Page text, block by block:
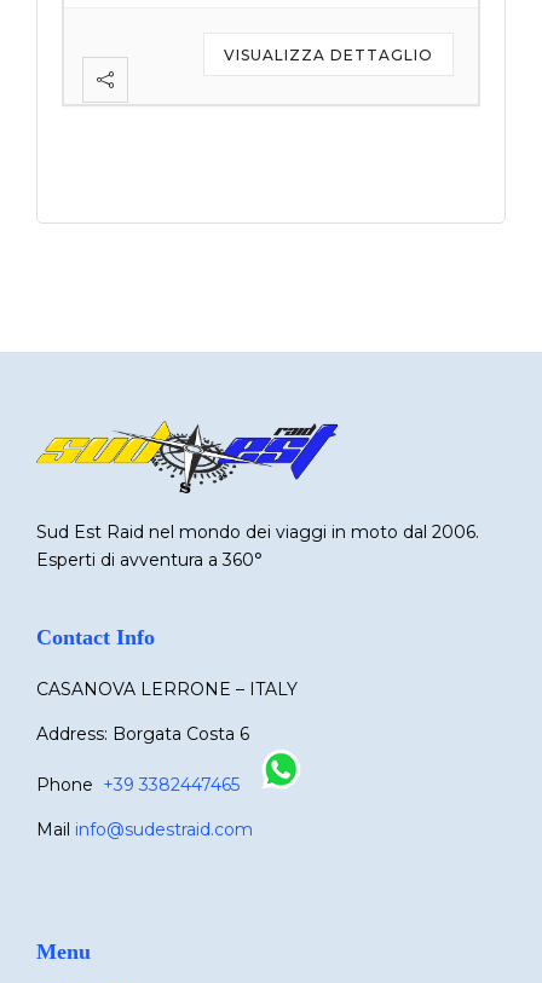
VISUALIZZA DETTAGLIO
Sud Est Raid nel mondo dei viaggi in moto dal 2006.
Esperti di avventura a 360°
Contact Info
CASANOVA LERRONE – ITALY
Address: Borgata Costa 6
Phone +39 3382447465
Mail info@sudestraid.com
Menu